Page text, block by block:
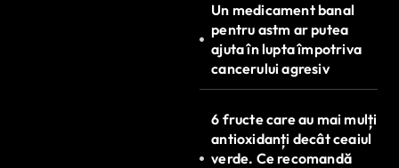
Un medicament banal
pentru astm ar putea
ajuta în lupta împotriva
cancerului agresiv
6 fructe care au mai mulți
antioxidanți decât ceaiul
verde. Ce recomandă